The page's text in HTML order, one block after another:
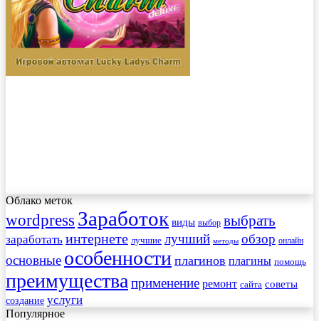
Облако меток
wordpress Заработок виды выбор выбрать
заработать интернете лучшие лучший методы обзор онлайн
основные особенности плагинов плагины помощь
преимущества применение ремонт сайта советы
создание услуги
Популярное